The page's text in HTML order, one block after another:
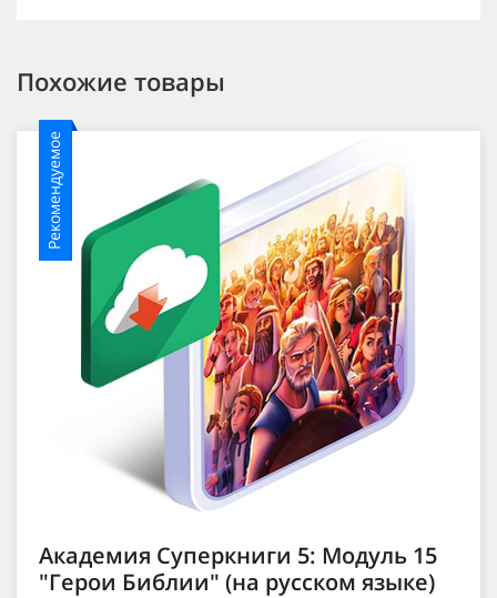
Похожие товары
Рекомендуемое
Академия Суперкниги 5: Модуль 15
"Герои Библии" (на русском языке)